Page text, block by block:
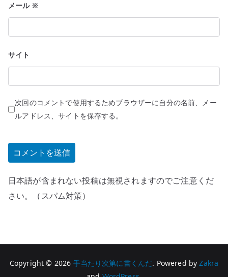
メール ※
サイト
次回のコメントで使用するためブラウザーに自分の名前、メー
ルアドレス、サイトを保存する。
日本語が含まれない投稿は無視されますのでご注意くだ
さい。（スパム対策）
Copyright © 2026 手当たり次第に書くんだ. Powered byZakra